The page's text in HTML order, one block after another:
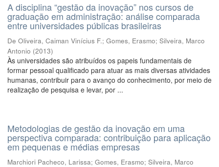
A disciplina “gestão da inovação” nos cursos de
graduação em administração: análise comparada
entre universidades públicas brasileiras
De Oliveira, Caiman Vinícius F.; Gomes, Erasmo; Silveira, Marco
Antonio (2013)
Às universidades são atribuídos os papeis fundamentais de
formar pessoal qualificado para atuar as mais diversas atividades
humanas, contribuir para o avanço do conhecimento, por meio de
realização de pesquisa e levar, por ...
Metodologias de gestão da inovação em uma
perspectiva comparada: contribuição para aplicação
em pequenas e médias empresas
Marchiori Pacheco, Larissa; Gomes, Erasmo; Silveira, Marco